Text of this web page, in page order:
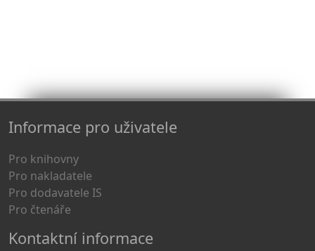
Informace pro uživatele
Pro knihovny
Pro nakladatele
Pro dodavatele IS
Pro čtenáře
Kontaktní informace